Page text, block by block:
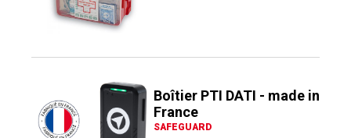
SAFEGUARD
Boîtier PTI DATI - made in
France